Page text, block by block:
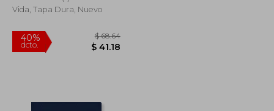
Vida, Tapa Dura, Nuevo